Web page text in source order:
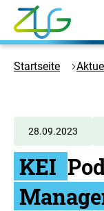
Zum
Hauptinhalt
springen
Logo
Zukunft
Zur
Startseite
Startseite
28.09.2023
KEI